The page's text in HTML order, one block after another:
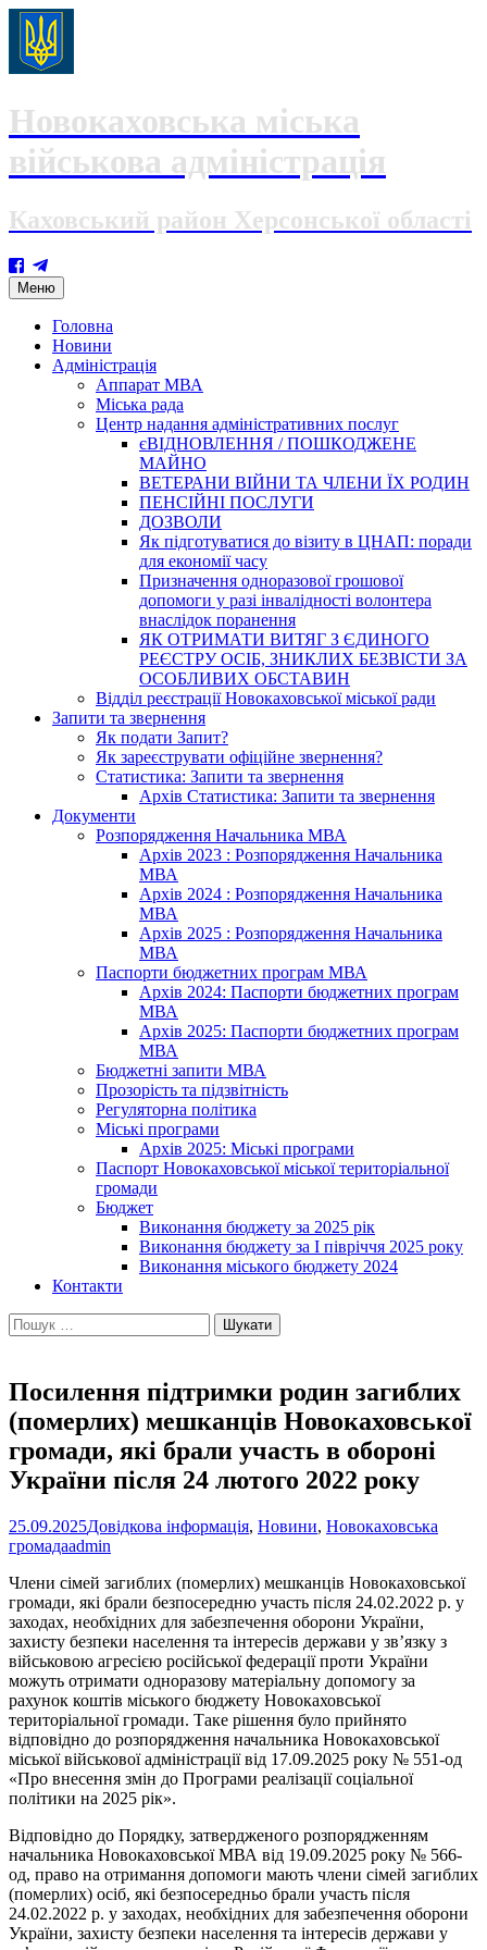
Новокаховська міська
військова адміністрація
Каховський район Херсонської області
Меню Skip
to
content
Головна
Новини
Адміністрація
Аппарат МВА
Міська рада
Центр надання адміністративних послуг
єВІДНОВЛЕННЯ / ПОШКОДЖЕНЕ
МАЙНО
ВЕТЕРАНИ ВІЙНИ ТА ЧЛЕНИ ЇХ РОДИН
ПЕНСІЙНІ ПОСЛУГИ
ДОЗВОЛИ
Як підготуватися до візиту в ЦНАП: поради
для економії часу
Призначення одноразової грошової
допомоги у разі інвалідності волонтера
внаслідок поранення
ЯК ОТРИМАТИ ВИТЯГ З ЄДИНОГО
РЕЄСТРУ ОСІБ, ЗНИКЛИХ БЕЗВІСТИ ЗА
ОСОБЛИВИХ ОБСТАВИН
Відділ реєстрації Новокаховської міської ради
Запити та звернення
Як подати Запит?
Як зареєструвати офіційне звернення?
Статистика: Запити та звернення
Архів Статистика: Запити та звернення
Документи
Розпорядження Начальника МВА
Архів 2023 : Розпорядження Начальника
МВА
Архів 2024 : Розпорядження Начальника
МВА
Архів 2025 : Розпорядження Начальника
МВА
Паспорти бюджетних програм МВА
Архів 2024: Паспорти бюджетних програм
МВА
Архів 2025: Паспорти бюджетних програм
МВА
Бюджетні запити МВА
Прозорість та підзвітність
Регуляторна політика
Міські програми
Архів 2025: Міські програми
Паспорт Новокаховської міської територіальної
громади
Бюджет
Виконання бюджету за 2025 рік
Виконання бюджету за І півріччя 2025 року
Виконання міського бюджету 2024
Контакти
Пошук:
Посилення підтримки родин загиблих
(померлих) мешканців Новокаховської
громади, які брали участь в обороні
України після 24 лютого 2022 року
25.09.2025Довідкова інформація, Новини, Новокаховська
громадаadmin
Члени сімей загиблих (померлих) мешканців Новокаховської
громади, які брали безпосередню участь після 24.02.2022 р. у
заходах, необхідних для забезпечення оборони України,
захисту безпеки населення та інтересів держави у зв’язку з
військовою агресією російської федерації проти України
можуть отримати одноразову матеріальну допомогу за
рахунок коштів міського бюджету Новокаховської
територіальної громади. Таке рішення було прийнято
відповідно до розпорядження начальника Новокаховської
міської військової адміністрації від 17.09.2025 року № 551-од
«Про внесення змін до Програми реалізації соціальної
політики на 2025 рік».
Відповідно до Порядку, затвердженого розпорядженням
начальника Новокаховської МВА від 19.09.2025 року № 566-
од, право на отримання допомоги мають члени сімей загиблих
(померлих) осіб, які безпосередньо брали участь після
24.02.2022 р. у заходах, необхідних для забезпечення оборони
України, захисту безпеки населення та інтересів держави у